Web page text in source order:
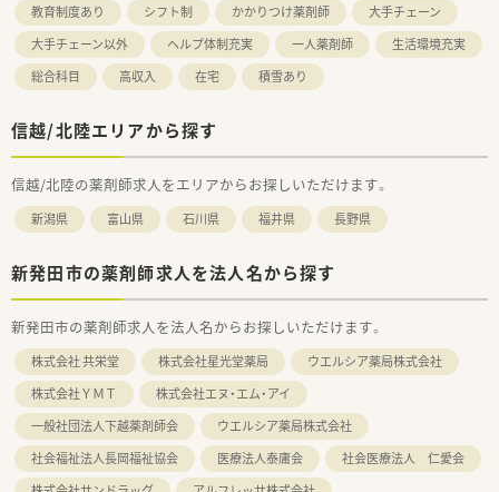
教育制度あり
シフト制 かかりつけ薬剤師
大手チェーン
大手チェーン以外
ヘルプ体制充実 一人薬剤師
生活環境充実
総合科目
高収入 在宅 積雪あり
信越/北陸エリアから探す
信越/北陸の薬剤師求人をエリアからお探しいただけます。
新潟県 富山県 石川県 福井県 長野県
新発田市の薬剤師求人を法人名から探す
新発田市の薬剤師求人を法人名からお探しいただけます。
株式会社 共栄堂 株式会社星光堂薬局
ウエルシア薬局株式会社
株式会社ＹＭＴ
株式会社エヌ・エム・アイ
一般社団法人下越薬剤師会
ウエルシア薬局株式会社
社会福祉法人長岡福祉協会
医療法人泰庸会
社会医療法人 仁愛会